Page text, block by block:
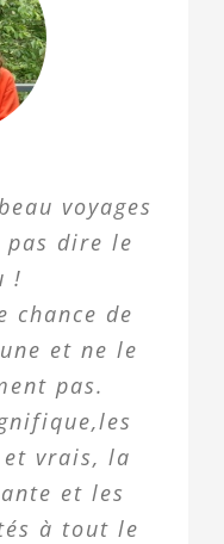
voyages
pas dire le
!
chance de
et ne le
pas.
vrais, la
et les
à tout le